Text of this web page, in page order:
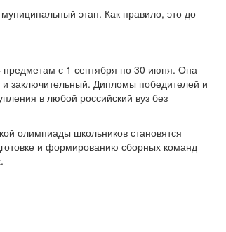
этап. Как правило, это до
предметам с 1 сентября по 30 июня. Она
заключительный. Дипломы победителей и
в любой российский вуз без
олимпиады школьников становятся
и формированию сборных команд